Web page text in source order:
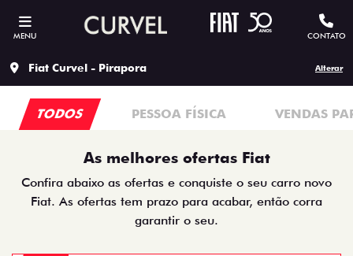
MENU CONTATO
Fiat Curvel - Pirapora Alterar
TODOS PESSOA FÍSICA VENDAS
As melhores ofertas Fiat
Confira abaixo as ofertas e conquiste o seu carro novo
Fiat. As ofertas tem prazo para acabar, então corra
garantir o seu.